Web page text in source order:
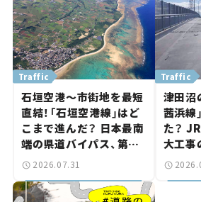
Traffic
石垣空港～市街地を最短
直結！「石垣空港線」はど
こまで進んだ？ 日本最南
端の県道バイパス、第2
工区も延伸開通 【いま気
2026.07.31
Traffic
津田沼
茜浜線
た？
大工事
「習志